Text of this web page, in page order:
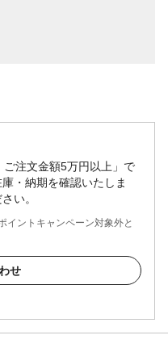
ご注文金額5万円以上」で
・納期を確認いたしま
い。
ントキャンペーン対象外と
せ